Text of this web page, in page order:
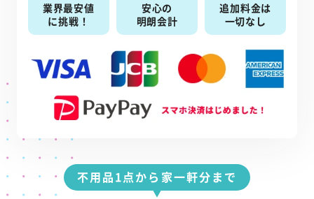
業界最安値
に挑戦！
安心の
明朗会計
追加料金は
一切なし
不用品1点から家一軒分まで